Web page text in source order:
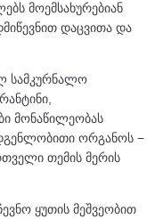
მოემსახურებიან
დაცვითა და
სამკურნალო
მონაწილეობას
ორგანოს −
თემის მერის
ყუთის მეშვეობით